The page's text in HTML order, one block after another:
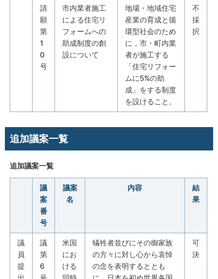
請
願
第
1
0
号
市内業者施工
による住宅リ
フォームへの
助成制度の創
設について
地場・地域住宅
産業の育成と循
環型社会のため
に，市・町内業
者が施工する
「住宅リフォー
ムに5%の助
成」をする制度
を設けること。
不
採
択
追加議案一覧
追加議案一覧
議
案
番
号
議案
名
内容
結
果
議
員
提
議
第
6
米国
にお
ける
犠牲者並びにその御家族
の方々に対し心から哀悼
の念を表明するととも
可
決